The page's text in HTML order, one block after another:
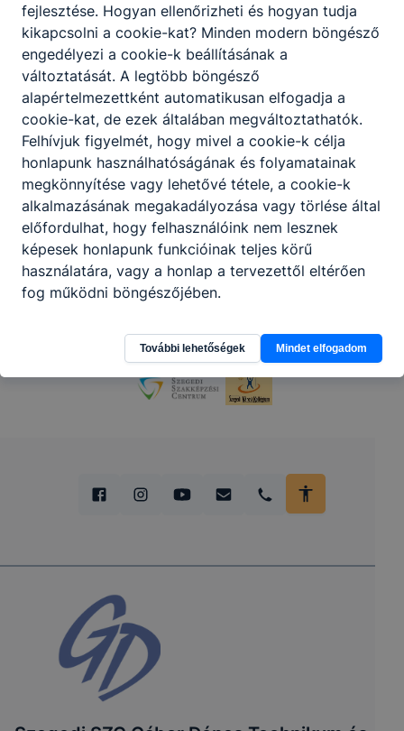
közlekedés), majd az egyéb területeken.
Partnereink
fejlesztése. Hogyan ellenőrizheti és hogyan tudja
kikapcsolni a cookie-kat? Minden modern böngésző
engedélyezi a cookie-k beállításának a
változtatását. A legtöbb böngésző
alapértelmezettként automatikusan elfogadja a
cookie-kat, de ezek általában megváltoztathatók.
Felhívjuk figyelmét, hogy mivel a cookie-k célja
honlapunk használhatóságának és folyamatainak
megkönnyítése vagy lehetővé tétele, a cookie-k
alkalmazásának megakadályozása vagy törlése által
előfordulhat, hogy felhasználóink nem lesznek
képesek honlapunk funkcióinak teljes körű
használatára, vagy a honlap a tervezettől eltérően
fog működni böngészőjében.
További lehetőségek Mindet elfogadom